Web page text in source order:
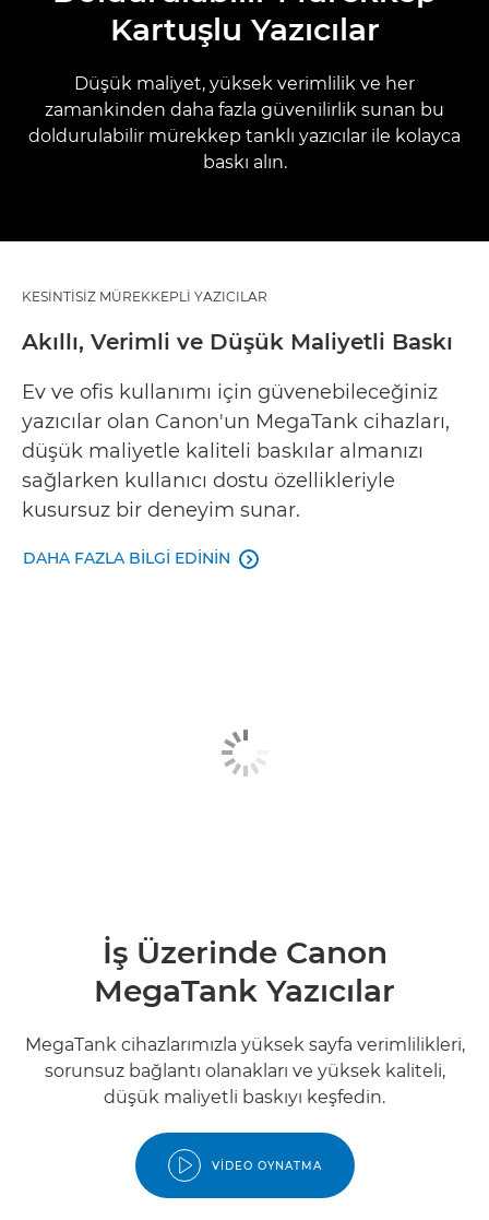
Kartuşlu Yazıcılar
Düşük maliyet, yüksek verimlilik ve her
zamankinden daha fazla güvenilirlik sunan bu
doldurulabilir mürekkep tanklı yazıcılar ile kolayca
baskı alın.
KESİNTİSİZ MÜREKKEPLİ YAZICILAR
Akıllı, Verimli ve Düşük Maliyetli Baskı
Ev ve ofis kullanımı için güvenebileceğiniz
yazıcılar olan Canon'un MegaTank cihazları,
düşük maliyetle kaliteli baskılar almanızı
sağlarken kullanıcı dostu özellikleriyle
kusursuz bir deneyim sunar.
DAHA FAZLA BİLGİ EDİNİN 
İş Üzerinde Canon
MegaTank Yazıcılar
MegaTank cihazlarımızla yüksek sayfa verimlilikleri,
sorunsuz bağlantı olanakları ve yüksek kaliteli,
düşük maliyetli baskıyı keşfedin.
VIDEO OYNATMA